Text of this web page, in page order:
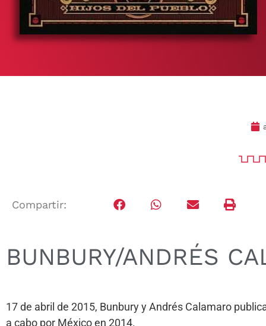
Compartir:
BUNBURY/ANDRÉS
17 de abril de 2015, Bunbury y Andrés Calamaro
a cabo por México en 2014.